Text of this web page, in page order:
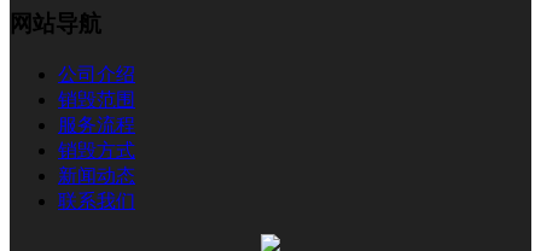
网站导航
公司介绍
销毁范围
服务流程
销毁方式
新闻动态
联系我们